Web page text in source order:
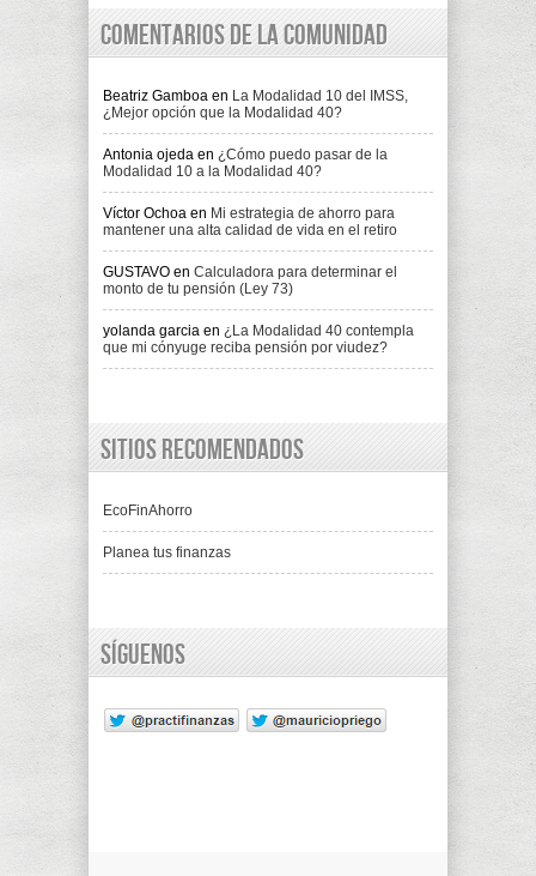
Comentarios de la comunidad
Beatriz Gamboa en La Modalidad 10 del IMSS,
¿Mejor opción que la Modalidad 40?
Antonia ojeda en ¿Cómo puedo pasar de la
Modalidad 10 a la Modalidad 40?
Víctor Ochoa en Mi estrategia de ahorro para
mantener una alta calidad de vida en el retiro
GUSTAVO en Calculadora para determinar el
monto de tu pensión (Ley 73)
yolanda garcia en ¿La Modalidad 40 contempla
que mi cónyuge reciba pensión por viudez?
Sitios recomendados
EcoFinAhorro
Planea tus finanzas
Síguenos